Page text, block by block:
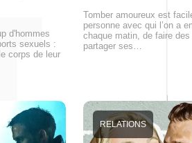
d'hommes
sexuels :
corps de leur
Tomber amoureux est
personne avec qui l’on a
chaque matin, de faire
partager ses…
RELATIONS